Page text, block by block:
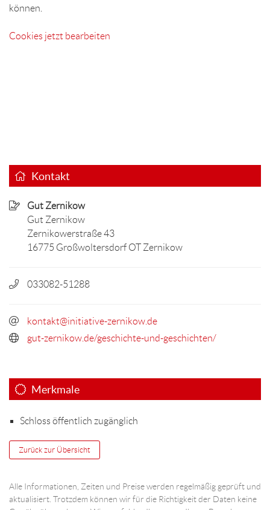
können.
Cookies jetzt bearbeiten
Kontakt
Gut Zernikow
Gut Zernikow
Zernikowerstraße 43
16775 Großwoltersdorf OT Zernikow
033082-51288
kontakt@initiative-zernikow.de
gut-zernikow.de/geschichte-und-geschichten/
Merkmale
Schloss öffentlich zugänglich
Zurück zur Übersicht
Alle Informationen, Zeiten und Preise werden regelmäßig geprüft und
aktualisiert. Trotzdem können wir für die Richtigkeit der Daten keine